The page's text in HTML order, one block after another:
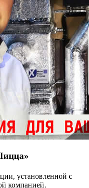
установленной с
компанией.